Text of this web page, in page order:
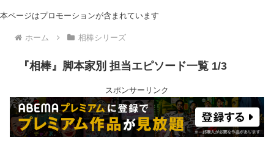
本ページはプロモーションが含まれています
ホーム 相棒シリーズ
『相棒』脚本家別 担当エピソード一覧 1/3
スポンサーリンク